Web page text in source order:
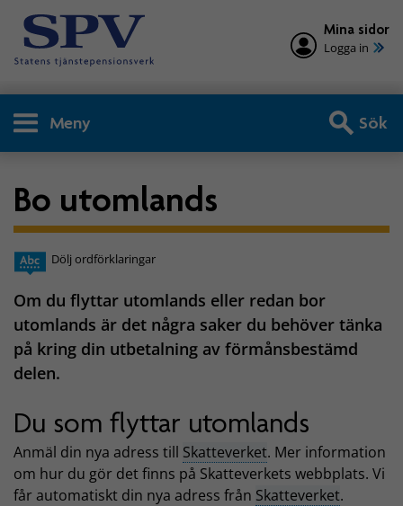
Mina sidor
Logga in
Meny Sök
Bo utomlands
Dölj ordförklaringar
Om du flyttar utomlands eller redan bor
utomlands är det några saker du behöver tänka
på kring din utbetalning av förmånsbestämd
delen.
Du som flyttar utomlands
Anmäl din nya adress till Skatteverket. Mer information
om hur du gör det finns på Skatteverkets webbplats. Vi
får automatiskt din nya adress från Skatteverket.